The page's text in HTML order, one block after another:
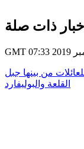
أخبار ذات صلة
من بينها جبل
القلعة والبوليفارد